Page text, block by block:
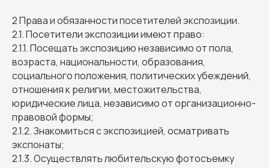
2 Права и обязанности посетителей экспозиции.
2.1. Посетители экспозиции имеют право:
2.1.1. Посещать экспозицию независимо от пола,
возраста, национальности, образования,
социального положения, политических убеждений,
отношения к религии, местожительства,
юридические лица, независимо от организационно-
правовой формы;
2.1.2. Знакомиться с экспозицией, осматривать
экспонаты;
2.1.3. Осуществлять любительскую фотосъемку